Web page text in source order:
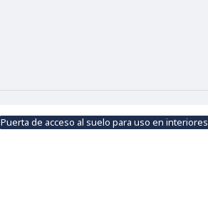
Puerta de acceso al suelo para uso en interiores